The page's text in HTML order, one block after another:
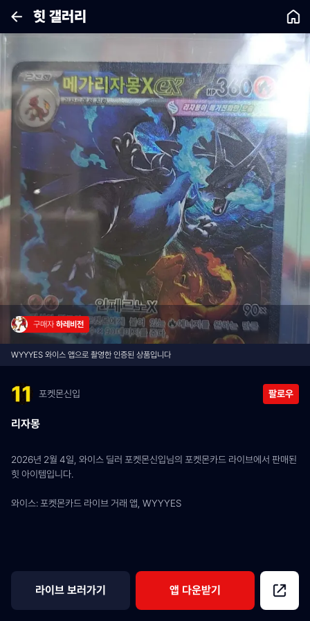
힛 갤러리
구매자 하레비전
WYYYES 와이스 앱으로 촬영한 인증된 상품입니다
포켓몬신입 팔로우
리자몽
2026년 2월 4일, 와이스 딜러 포켓몬신입님의 포켓몬카드 라이브에서 판매된
힛 아이템입니다.
와이스: 포켓몬카드 라이브 거래 앱, WYYYES
라이브 보러가기 앱 다운받기